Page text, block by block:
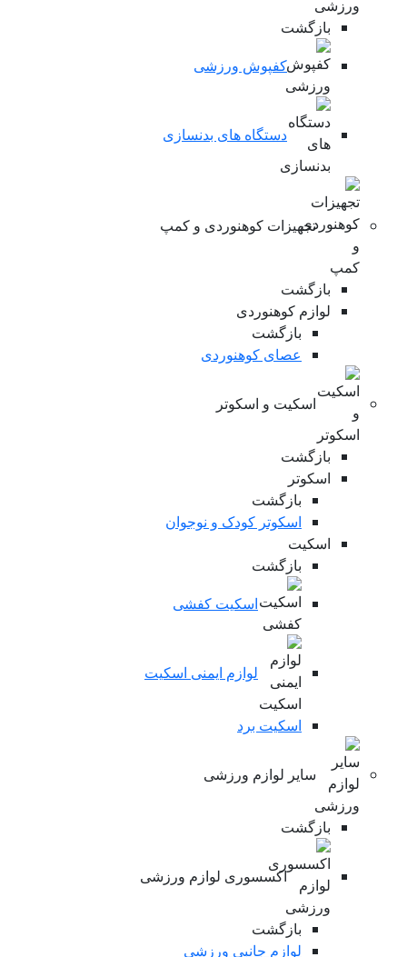
بازگشت
کفپوش ورزشی
دستگاه های بدنسازی
تجهیزات کوهنوردی و کمپ
بازگشت
لوازم کوهنوردی
بازگشت
عصای کوهنوردی
اسکیت و اسکوتر
بازگشت
اسکوتر
بازگشت
اسکوتر کودک و نوجوان
اسکیت
بازگشت
اسکیت کفشی
لوازم ایمنی اسکیت
اسکیت برد
سایر لوازم ورزشی
بازگشت
اکسسوری لوازم ورزشی
بازگشت
لوازم جانبی ورزشی